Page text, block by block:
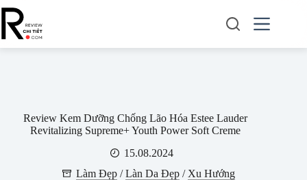
Chuyển
phần
nội
Review Kem Dưỡng Chống Lão Hóa Estee Lauder
Revitalizing Supreme+ Youth Power Soft Creme
15.08.2024
Làm Đẹp /Làn Da Đẹp / Xu Hướng